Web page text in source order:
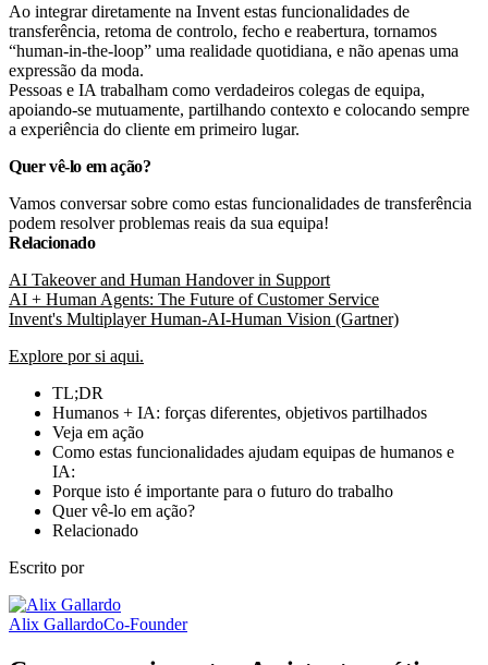
Ao integrar diretamente na Invent estas funcionalidades de
transferência, retoma de controlo, fecho e reabertura, tornamos
“human-in-the-loop” uma realidade quotidiana, e não apenas uma
expressão da moda.
Pessoas e IA trabalham como verdadeiros colegas de equipa,
apoiando-se mutuamente, partilhando contexto e colocando sempre
a experiência do cliente em primeiro lugar.
Quer vê-lo em ação?
Vamos conversar sobre como estas funcionalidades de transferência
podem resolver problemas reais da sua equipa!
Relacionado
AI Takeover and Human Handover in Support
AI + Human Agents: The Future of Customer Service
Invent's Multiplayer Human-AI-Human Vision (Gartner)
Explore por si aqui.
TL;DR
Humanos + IA: forças diferentes, objetivos partilhados
Veja em ação
Como estas funcionalidades ajudam equipas de humanos e
IA:
Porque isto é importante para o futuro do trabalho
Quer vê-lo em ação?
Relacionado
Escrito por
Alix GallardoCo-Founder